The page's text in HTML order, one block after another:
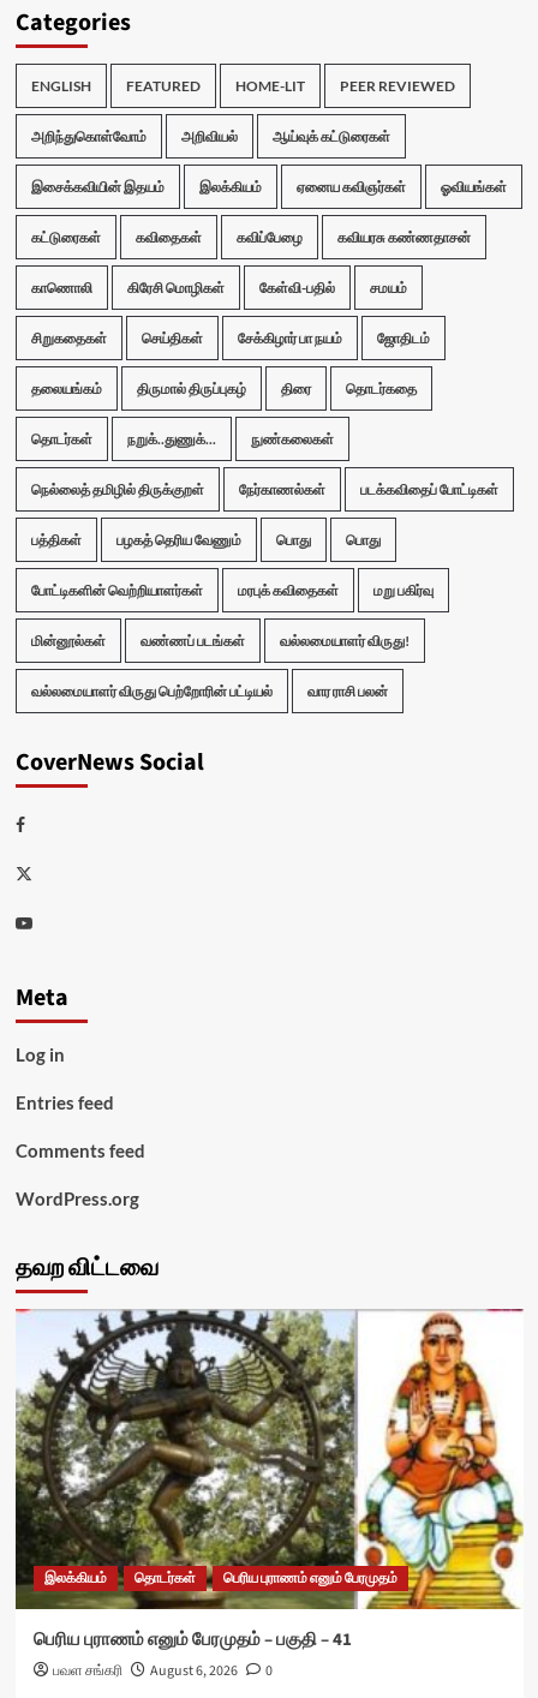
Categories
ENGLISH FEATURED HOME-LIT PEER REVIEWED
அறிந்துகொள்வோம் அறிவியல் ஆய்வுக் கட்டுரைகள்
இசைக்கவியின் இதயம் இலக்கியம் ஏனைய கவிஞர்கள் ஓவியங்கள்
கட்டுரைகள் கவிதைகள் கவிப்பேழை கவியரசு கண்ணதாசன்
காணொலி கிரேசி மொழிகள் கேள்வி-பதில் சமயம்
சிறுகதைகள் செய்திகள் சேக்கிழார் பா நயம் ஜோதிடம்
தலையங்கம் திருமால் திருப்புகழ் திரை தொடர்கதை
தொடர்கள் நறுக்..துணுக்... நுண்கலைகள்
நெல்லைத் தமிழில் திருக்குறள் நேர்காணல்கள் படக்கவிதைப் போட்டிகள்
பத்திகள் பழகத் தெரிய வேணும் பொது பொது
போட்டிகளின் வெற்றியாளர்கள் மரபுக் கவிதைகள் மறு பகிர்வு
மின்னூல்கள் வண்ணப் படங்கள் வல்லமையாளர் விருது!
வல்லமையாளர் விருது பெற்றோரின் பட்டியல் வார ராசி பலன்
CoverNews Social
Facebook
Twitter
Youtube
Meta
Log in
Entries feed
Comments feed
WordPress.org
தவற விட்டவை
இலக்கியம் தொடர்கள் பெரிய புராணம் எனும் பேரமுதம்
பெரிய புராணம் எனும் பேரமுதம் – பகுதி – 41
பவள சங்கரி August 6, 2026 0